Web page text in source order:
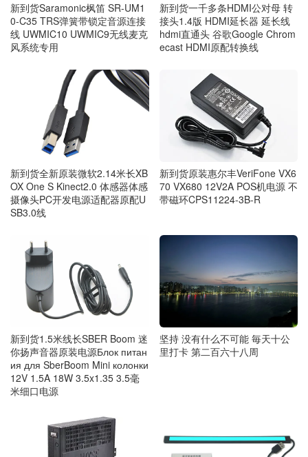
新到货Saramonic枫笛 SR-UM1
0-C35 TRS弹簧带锁定音源连接
线 UWMIC10 UWMIC9无线麦克
风系统专用
新到货一千多条HDMI公对母 转
接头1.4版 HDMI延长器 延长线
hdmi直通头 谷歌Google Chrom
ecast HDMI原配转换线
新到货全新原装微软2.14米长XB
OX One S Kinect2.0 体感器体感
摄像头PC开发电源适配器原配U
SB3.0线
新到货原装惠尔丰VeriFone VX6
70 VX680 12V2A POS机电源 不
带磁环CPS11224-3B-R
新到货1.5米线长SBER Boom 迷
你扬声音器原装电源Блок питан
ия для SberBoom Mini колонки
12V 1.5A 18W 3.5x1.35 3.5毫
米细口电源
坚持 没有什么不可能 毎天十公
里打卡 第二百六十八周